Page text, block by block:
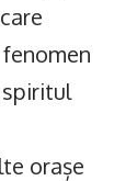
orașe